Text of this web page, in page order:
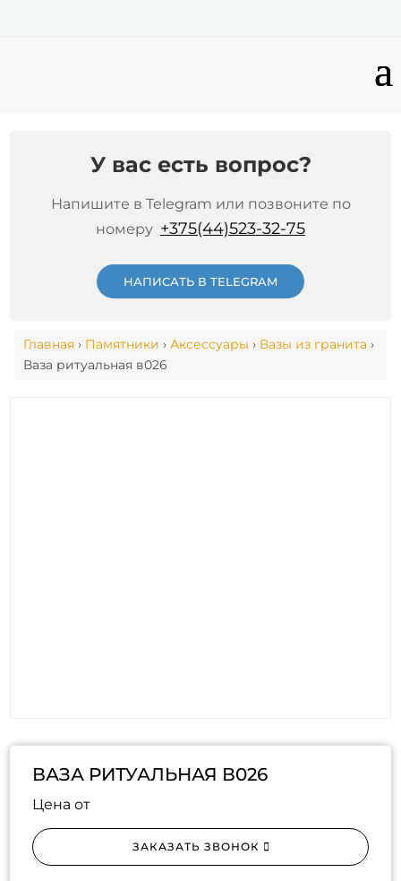
У вас есть вопрос?
Напишите в Telegram или позвоните по
номеру +375(44)523-32-75
НАПИСАТЬ В TELEGRAM
Главная › Памятники ›Аксессуары › Вазы из гранита ›
Ваза ритуальная в026
ВАЗА РИТУАЛЬНАЯ В026
Цена от
ЗАКАЗАТЬ ЗВОНОК